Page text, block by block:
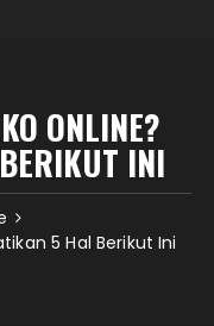
ONLINE?
INI
5 Hal Berikut Ini